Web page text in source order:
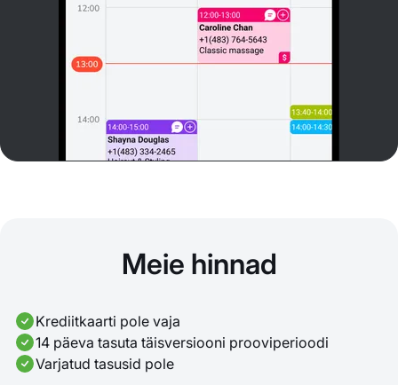
Meie hinnad
Krediitkaarti pole vaja
14 päeva tasuta täisversiooni prooviperioodi
Varjatud tasusid pole